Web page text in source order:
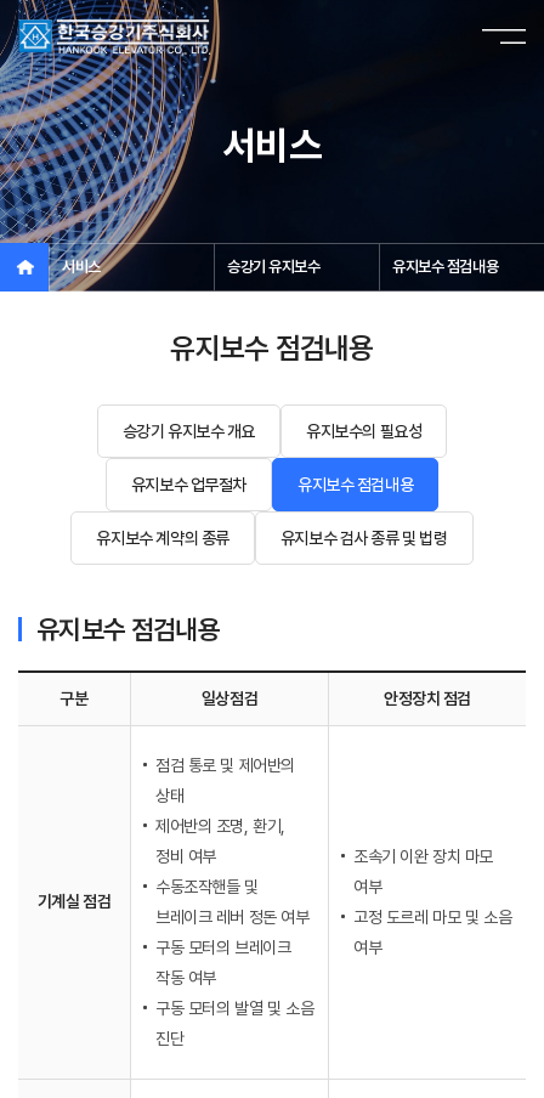
서비스
서비스 승강기 유지보수 유지보수 점검내용
유지보수 점검내용
승강기 유지보수 개요 유지보수의 필요성
유지보수 업무절차 유지보수 점검내용
유지보수 계약의 종류 유지보수 검사 종류 및 법령
유지보수 점검내용
구분 일상점검 안정장치 점검
기계실 점검
점검 통로 및 제어반의
상태
제어반의 조명, 환기,
정비 여부
수동조작핸들 및
브레이크 레버 정돈 여부
구동 모터의 브레이크
작동 여부
구동 모터의 발열 및 소음
진단
조속기 이완 장치 마모
여부
고정 도르레 마모 및 소음
여부